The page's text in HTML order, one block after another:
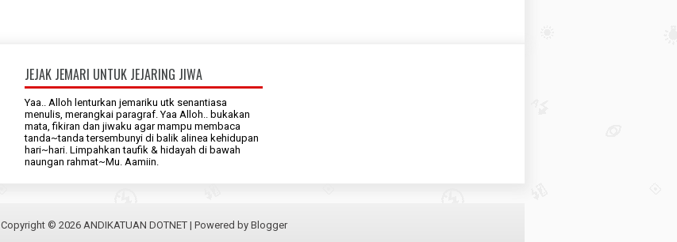
JEJAK JEMARI UNTUK JEJARING JIWA
Yaa.. Alloh lenturkan jemariku utk senantiasa
menulis, merangkai paragraf. Yaa Alloh.. bukakan
mata, fikiran dan jiwaku agar mampu membaca
tanda~tanda tersembunyi di balik alinea kehidupan
hari~hari. Limpahkan taufik & hidayah di bawah
naungan rahmat~Mu. Aamiin.
Copyright © 2026 ANDIKATUAN DOTNET| Powered by Blogger